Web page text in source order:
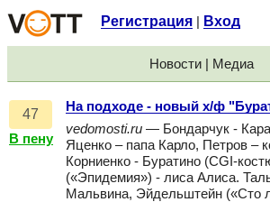
Регистрация Вход
Новости | Медиа
47
В пену
На подходе - новый х/ф
vedomosti.ru — Бондарчук -
Яценко – папа Карло, Петров –
Корниенко - Буратино (CGI-
(«Эпидемия») - лиса Алиса.
Мальвина, Эйдельштейн («Сто